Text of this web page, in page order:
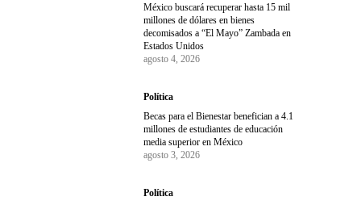
México buscará recuperar hasta 15 mil
millones de dólares en bienes
decomisados a “El Mayo” Zambada en
Estados Unidos
agosto 4, 2026
Política
Becas para el Bienestar benefician a 4.1
millones de estudiantes de educación
media superior en México
agosto 3, 2026
Política